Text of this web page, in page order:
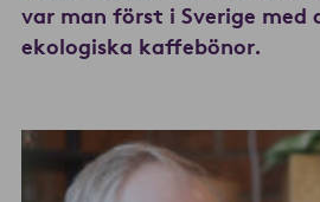
var man först i Sverige
ekologiska kaffebönor.